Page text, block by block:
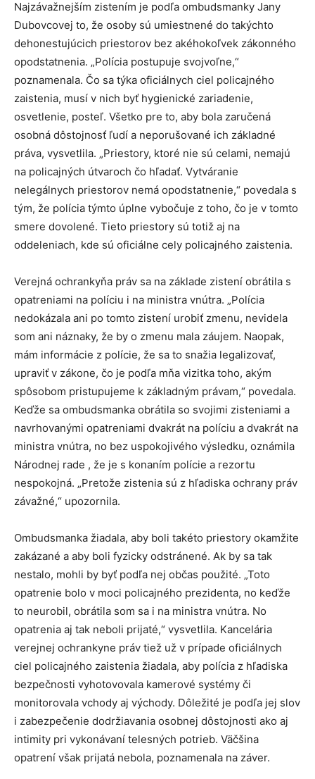
Najzávažnejším zistením je podľa ombudsmanky Jany
Dubovcovej to, že osoby sú umiestnené do takýchto
dehonestujúcich priestorov bez akéhokoľvek zákonného
opodstatnenia. „Polícia postupuje svojvoľne,“
poznamenala. Čo sa týka oficiálnych ciel policajného
zaistenia, musí v nich byť hygienické zariadenie,
osvetlenie, posteľ. Všetko pre to, aby bola zaručená
osobná dôstojnosť ľudí a neporušované ich základné
práva, vysvetlila. „Priestory, ktoré nie sú celami, nemajú
na policajných útvaroch čo hľadať. Vytváranie
nelegálnych priestorov nemá opodstatnenie,“ povedala s
tým, že polícia týmto úplne vybočuje z toho, čo je v tomto
smere dovolené. Tieto priestory sú totiž aj na
oddeleniach, kde sú oficiálne cely policajného zaistenia.
Verejná ochrankyňa práv sa na základe zistení obrátila s
opatreniami na políciu i na ministra vnútra. „Polícia
nedokázala ani po tomto zistení urobiť zmenu, nevidela
som ani náznaky, že by o zmenu mala záujem. Naopak,
mám informácie z polície, že sa to snažia legalizovať,
upraviť v zákone, čo je podľa mňa vizitka toho, akým
spôsobom pristupujeme k základným právam,“ povedala.
Keďže sa ombudsmanka obrátila so svojimi zisteniami a
navrhovanými opatreniami dvakrát na políciu a dvakrát na
ministra vnútra, no bez uspokojivého výsledku, oznámila
Národnej rade , že je s konaním polície a rezortu
nespokojná. „Pretože zistenia sú z hľadiska ochrany práv
závažné,“ upozornila.
Ombudsmanka žiadala, aby boli takéto priestory okamžite
zakázané a aby boli fyzicky odstránené. Ak by sa tak
nestalo, mohli by byť podľa nej občas použité. „Toto
opatrenie bolo v moci policajného prezidenta, no keďže
to neurobil, obrátila som sa i na ministra vnútra. No
opatrenia aj tak neboli prijaté,“ vysvetlila. Kancelária
verejnej ochrankyne práv tiež už v prípade oficiálnych
ciel policajného zaistenia žiadala, aby polícia z hľadiska
bezpečnosti vyhotovovala kamerové systémy či
monitorovala vchody aj východy. Dôležité je podľa jej slov
i zabezpečenie dodržiavania osobnej dôstojnosti ako aj
intimity pri vykonávaní telesných potrieb. Väčšina
opatrení však prijatá nebola, poznamenala na záver.